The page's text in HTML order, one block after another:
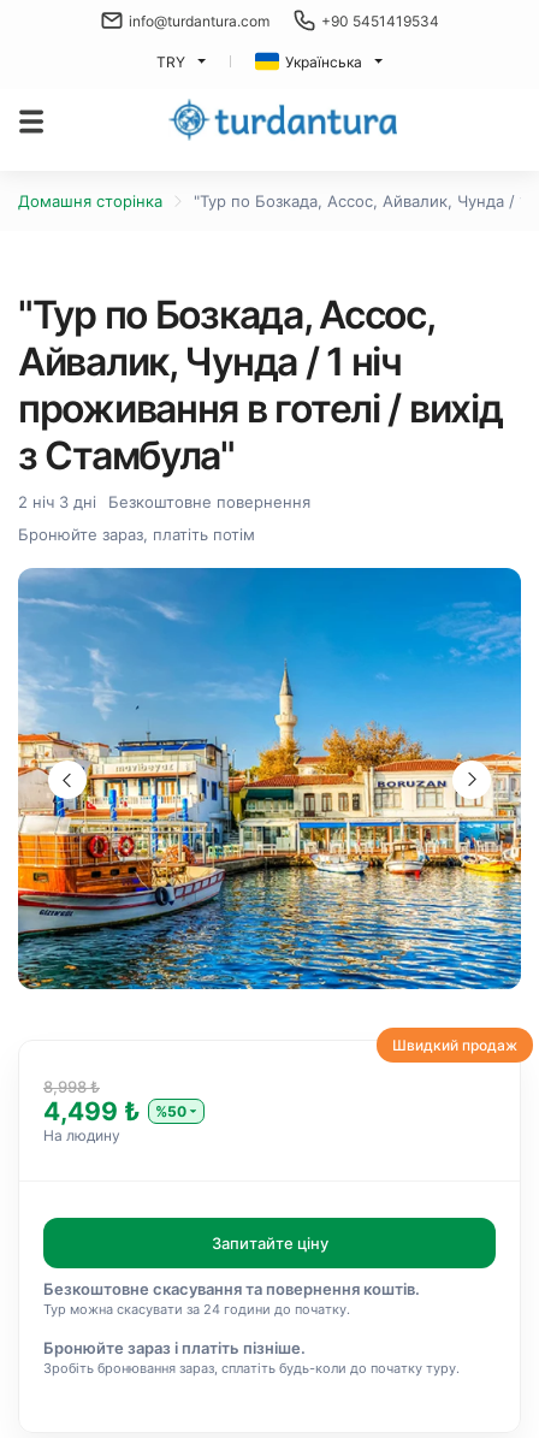
info@turdantura.com +90 5451419534
TRY Українська
Домашня сторінка "Тур по Бозкада, Ассос, Айвалик, Чунда / 1
"Тур по Бозкада, Ассос,
Айвалик, Чунда / 1 ніч
проживання в готелі / вихід
з Стамбула"
2 ніч 3 дні
Безкоштовне повернення
Бронюйте зараз, платіть потім
Швидкий продаж
8,998 ₺
4,499 ₺
%50
На людину
Запитайте ціну
Безкоштовне скасування та повернення коштів.
Тур можна скасувати за 24 години до початку.
Бронюйте зараз і платіть пізніше.
Зробіть бронювання зараз, сплатіть будь-коли до початку туру.